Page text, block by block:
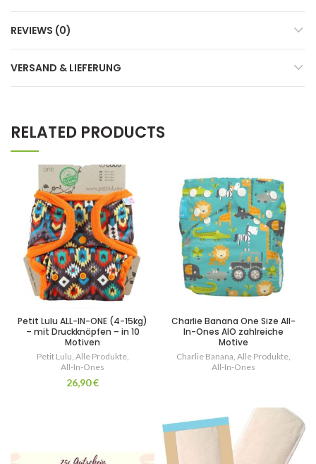
REVIEWS (0)
VERSAND & LIEFERUNG
RELATED PRODUCTS
Petit Lulu ALL-IN-ONE (4-15kg)
– mit Druckknöpfen – in 10
Motiven
Petit Lulu, Alle Produkte,
All-In-Ones
26,90€
Charlie Banana One Size All-
In-Ones AIO zahlreiche
Motive
Charlie Banana, Alle Produkte,
All-In-Ones